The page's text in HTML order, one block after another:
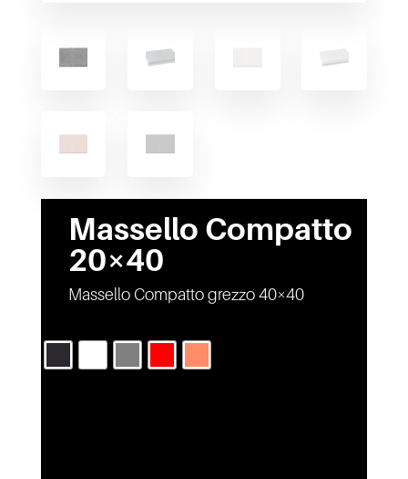
Massello Compatto
20×40
Massello Compatto grezzo 40×40